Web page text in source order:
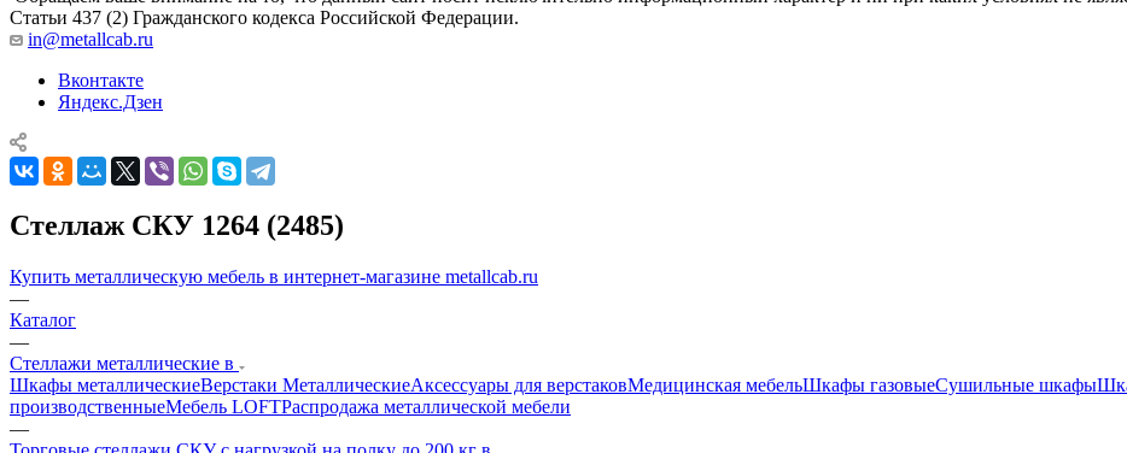
Статьи 437 (2) Гражданского кодекса Российской Федерации.
in@metallcab.ru
Вконтакте
Яндекс.Дзен
Стеллаж СКУ 1264 (2485)
Купить металлическую мебель в интернет-магазине metallcab.ru
—
Каталог
—
Стеллажи металлические в
Шкафы металлическиеВерстаки МеталлическиеАксессуары для верстаковМедицинская мебельШкафы газовыеСушильные шкафы
производственныеМебель LOFTРаспродажа металлической мебели
—